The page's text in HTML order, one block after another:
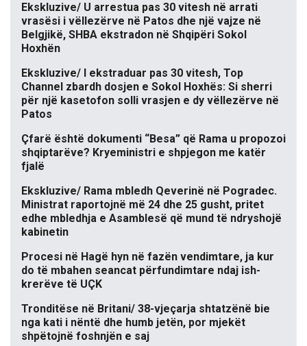
Ekskluzive/ U arrestua pas 30 vitesh në arrati
vrasësi i vëllezërve në Patos dhe një vajze në
Belgjikë, SHBA ekstradon në Shqipëri Sokol
Hoxhën
Ekskluzive/ I ekstraduar pas 30 vitesh, Top
Channel zbardh dosjen e Sokol Hoxhës: Si sherri
për një kasetofon solli vrasjen e dy vëllezërve në
Patos
Çfarë është dokumenti “Besa” që Rama u propozoi
shqiptarëve? Kryeministri e shpjegon me katër
fjalë
Ekskluzive/ Rama mbledh Qeverinë në Pogradec.
Ministrat raportojnë më 24 dhe 25 gusht, pritet
edhe mbledhja e Asamblesë që mund të ndryshojë
kabinetin
Procesi në Hagë hyn në fazën vendimtare, ja kur
do të mbahen seancat përfundimtare ndaj ish-
krerëve të UÇK
Tronditëse në Britani/ 38-vjeçarja shtatzënë bie
nga kati i nëntë dhe humb jetën, por mjekët
shpëtojnë foshnjën e saj